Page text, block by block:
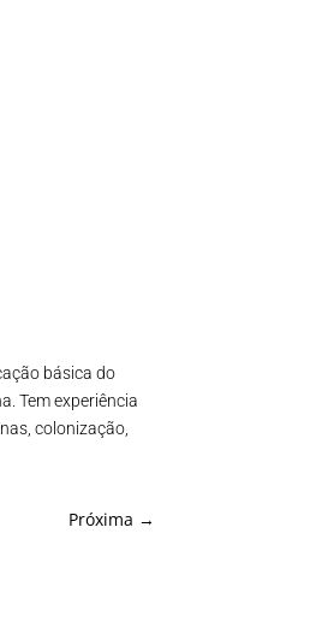
básica do
Tem experiência
colonização,
Próxima →